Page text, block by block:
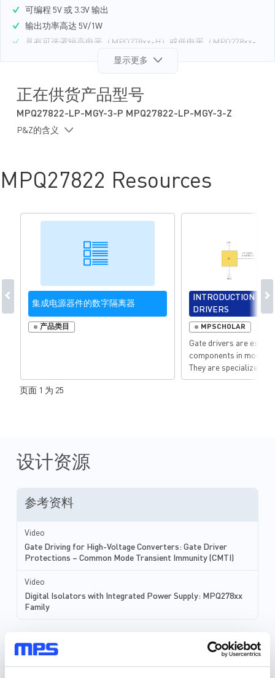
可编程 5V 或 3.3V 输出
输出功率高达 5V/1W
具有可选逻辑高电平（MPQ278xx-H）或低电平（MPQ278xx-
共模瞬态抗扰度：>±100kV/μs
16ns 传播延迟
具有过载和短路保护的隔离电源
IEC62368-1、UL1577、VDE0884-11 证书（规划中）
显示更多
正在供货产品型号
MPQ27822-LP-MGY-3-P MPQ27822-LP-MGY-3-Z
P&Z的含义
MPQ27822 Resources
集成电源器件的数字隔离器
产品类目
INTRODUCTION TO
DRIVERS
MPSCHOLAR
Gate drivers are
components in
They are specialized
the important task of
页面 1 为 25
设计资源
参考资料
Video
Gate Driving for High-Voltage Converters: Gate Driver
Protections – Common Mode Transient Immunity (CMTI)
Video
Digital Isolators with Integrated Power Supply: MPQ278xx
Family
元件库，封装库和 3D 模型